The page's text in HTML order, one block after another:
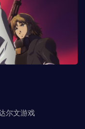
尔文游戏